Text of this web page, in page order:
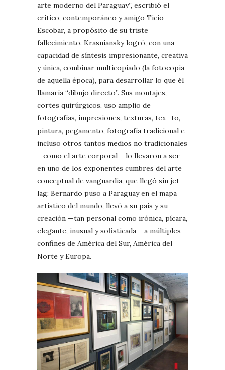
arte moderno del Paraguay”, escribió el
crítico, contemporáneo y amigo Ticio
Escobar, a propósito de su triste
fallecimiento. Krasniansky logró, con una
capacidad de síntesis impresionante, creativa
y única, combinar multicopiado (la fotocopia
de aquella época), para desarrollar lo que él
llamaría “dibujo directo”. Sus montajes,
cortes quirúrgicos, uso amplio de
fotografías, impresiones, texturas, tex- to,
pintura, pegamento, fotografía tradicional e
incluso otros tantos medios no tradicionales
—como el arte corporal— lo llevaron a ser
en uno de los exponentes cumbres del arte
conceptual de vanguardia, que llegó sin jet
lag: Bernardo puso a Paraguay en el mapa
artístico del mundo, llevó a su país y su
creación —tan personal como irónica, pícara,
elegante, inusual y sofisticada— a múltiples
confines de América del Sur, América del
Norte y Europa.